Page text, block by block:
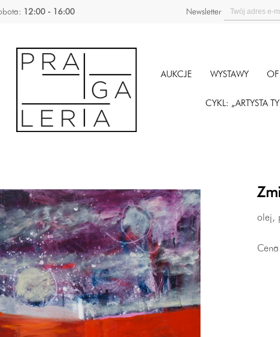
12:00 - 16:00 Newsletter
AUKCJE WYSTAWY
CYKL: „ARTYSTA
olej,